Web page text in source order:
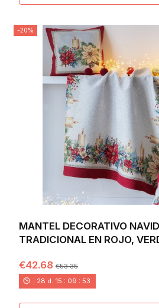
-20%
MANTEL DECORATIVO
TRADICIONAL EN ROJO,
€42.68€53.35
28 d. 15 : 09 : 52